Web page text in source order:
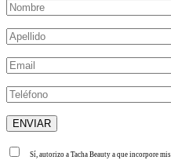
Sí, autorizo a Tacha Beauty a que incorpore